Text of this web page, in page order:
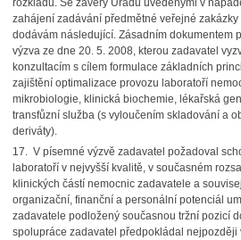
rozkladu. Se závěry Úřadu uvedenými v
zahájení zadávání předmětné veřejné
dodávám následující. Zásadním dokumentem
výzva ze dne 20. 5. 2008, kterou zadavatel
konzultacím s cílem formulace základních
zajištění optimalizace provozu laboratoří
mikrobiologie, klinická biochemie, lékařská
transfůzní služba (s vyloučením skladování a
deriváty).
17. V písemné výzvě zadavatel požadoval
laboratoří v nejvyšší kvalitě, v současném
klinických částí nemocnic zadavatele a
organizační, finanční a personální potenciál
zadavatele podložený současnou tržní pozicí
spolupráce zadavatel předpokládal nejpozději